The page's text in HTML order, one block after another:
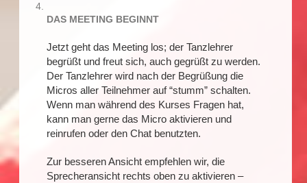
DAS MEETING BEGINNT
Jetzt geht das Meeting los; der Tanzlehrer
begrüßt und freut sich, auch gegrüßt zu werden.
Der Tanzlehrer wird nach der Begrüßung die
Micros aller Teilnehmer auf “stumm” schalten.
Wenn man während des Kurses Fragen hat,
kann man gerne das Micro aktivieren und
reinrufen oder den Chat benutzten.
Zur besseren Ansicht empfehlen wir, die
Sprecheransicht rechts oben zu aktivieren –